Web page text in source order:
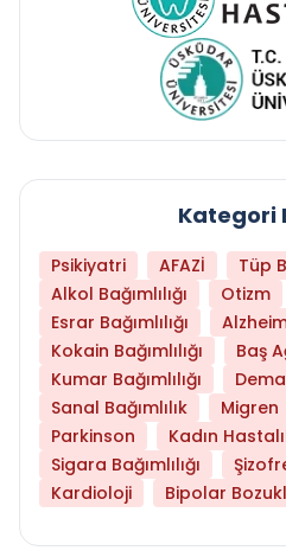
Kategori
Psikiyatri AFAZİ
Tüp
Alkol Bağımlılığı
Otizm
Esrar Bağımlılığı
Kokain Bağımlılığı
Baş
Kumar Bağımlılığı
Sanal Bağımlılık
Migren
Parkinson
Kadın
Sigara Bağımlılığı
Kardioloji
Bipolar